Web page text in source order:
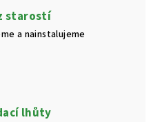
starostí
a nainstalujeme
lhůty